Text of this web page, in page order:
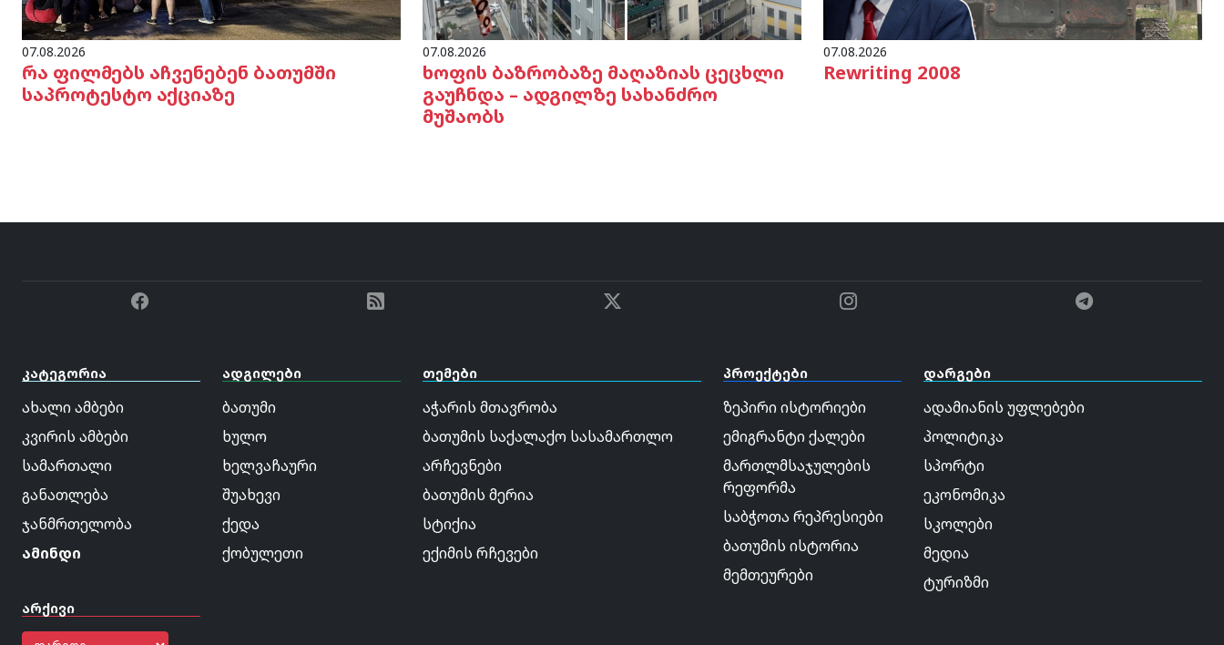
07.08.2026
რა ფილმებს აჩვენებენ ბათუმში
საპროტესტო აქციაზე
07.08.2026
ხოფის ბაზრობაზე მაღაზიას ცეცხლი
გაუჩნდა – ადგილზე სახანძრო
მუშაობს
07.08.2026
Rewriting 2008
კატეგორია
ახალი ამბები
კვირის ამბები
სამართალი
განათლება
ჯანმრთელობა
ამინდი
არქივი
ადგილები
ბათუმი
ხულო
ხელვაჩაური
შუახევი
ქედა
ქობულეთი
თემები
აჭარის მთავრობა
ბათუმის საქალაქო სასამართლო
არჩევნები
ბათუმის მერია
სტიქია
ექიმის რჩევები
პროექტები
ზეპირი ისტორიები
ემიგრანტი ქალები
მართლმსაჯულების
რეფორმა
საბჭოთა რეპრესიები
ბათუმის ისტორია
მემთეურები
დარგები
ადამიანის უფლებები
პოლიტიკა
სპორტი
ეკონომიკა
სკოლები
მედია
ტურიზმი